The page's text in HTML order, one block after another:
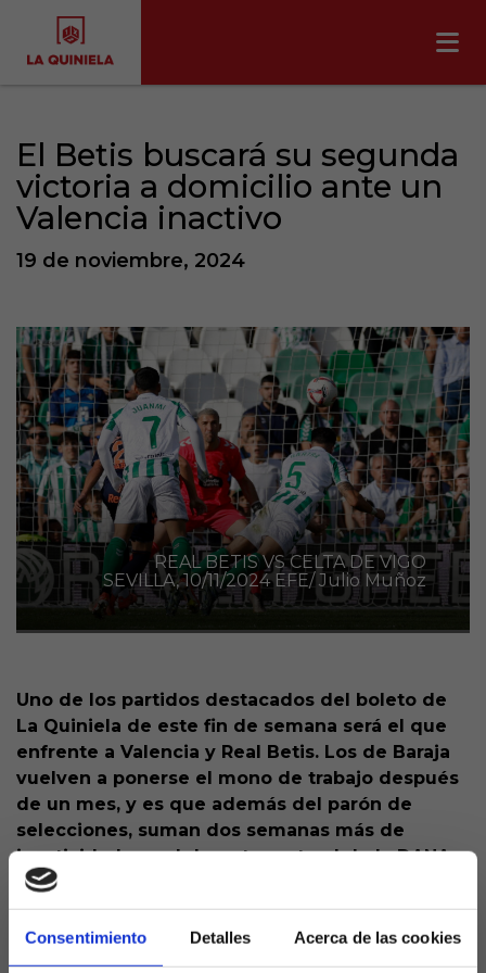
Consentimiento Detalles Acerca de las cookies
El Betis buscará su segunda
victoria a domicilio ante un
Valencia inactivo
19 de noviembre, 2024
REAL BETIS VS CELTA DE VIGO
SEVILLA, 10/11/2024 EFE/ Julio Muñoz
Uno de los partidos destacados del boleto de
La Quiniela de este fin de semana será el que
enfrente a Valencia y Real Betis. Los de Baraja
vuelven a ponerse el mono de trabajo después
de un mes, y es que además del parón de
selecciones, suman dos semanas más de
inactividad por el desastre natural de la DANA
que azotó la Comunidad Valenciana.